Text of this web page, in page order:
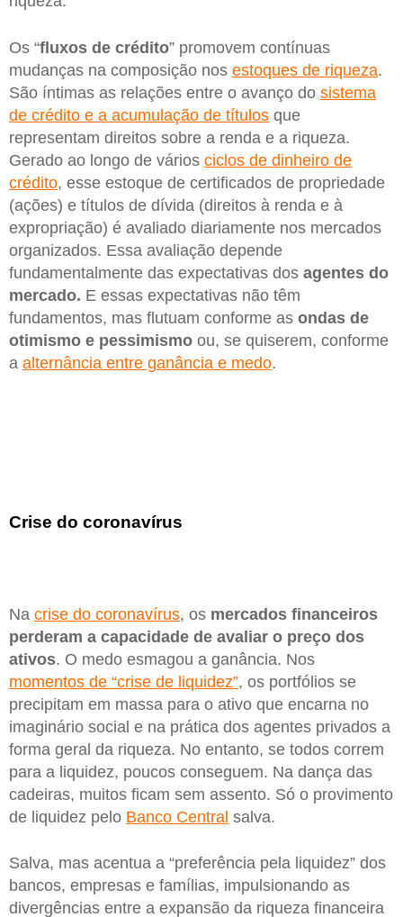
Os “fluxos de crédito” promovem contínuas
mudanças na composição nos estoques de riqueza.
São íntimas as relações entre o avanço do sistema
de crédito e a acumulação de títulos que
representam direitos sobre a renda e a riqueza.
Gerado ao longo de vários ciclos de dinheiro de
crédito, esse estoque de certificados de propriedade
(ações) e títulos de dívida (direitos à renda e à
expropriação) é avaliado diariamente nos mercados
organizados. Essa avaliação depende
fundamentalmente das expectativas dos agentes do
mercado. E essas expectativas não têm
fundamentos, mas flutuam conforme as ondas de
otimismo e pessimismo ou, se quiserem, conforme
a alternância entre ganância e medo.
Crise do coronavírus
Na crise do coronavírus, os mercados financeiros
perderam a capacidade de avaliar o preço dos
ativos. O medo esmagou a ganância. Nos
momentos de “crise de liquidez”, os portfólios se
precipitam em massa para o ativo que encarna no
imaginário social e na prática dos agentes privados a
forma geral da riqueza. No entanto, se todos correm
para a liquidez, poucos conseguem. Na dança das
cadeiras, muitos ficam sem assento. Só o provimento
de liquidez pelo Banco Central salva.
Salva, mas acentua a “preferência pela liquidez” dos
bancos, empresas e famílias, impulsionando as
divergências entre a expansão da riqueza financeira